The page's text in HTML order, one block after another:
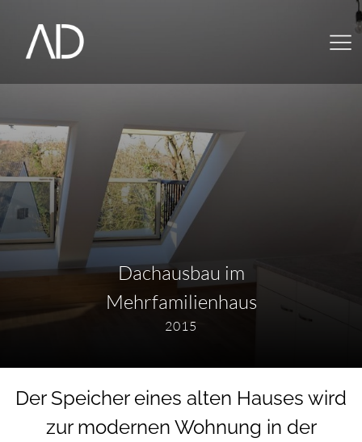
Dachausbau im
Mehrfamilienhaus
2015
Der Speicher eines alten Hauses wird
zur modernen Wohnung in der